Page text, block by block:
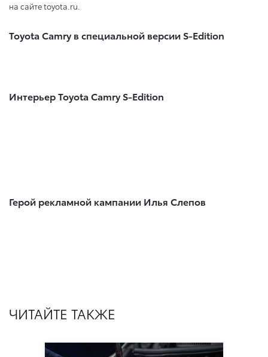
на сайте toyota.ru.
Toyota Camry в специальной версии S-Edition
Интерьер Toyota Camry S-Edition
Герой рекламной кампании Илья Слепов
ЧИТАЙТЕ ТАКЖЕ